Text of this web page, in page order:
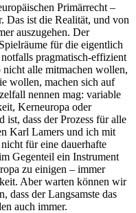
Primärrecht –
Das ist die Realität, und von
auszugehen. Der
für die eigentlich
pragmatisch-effizient
alle mitmachen wollen,
wollen, machen sich auf
nennen mag: variable
Kerneuropa oder
dass der Prozess für alle
Karl Lamers und ich mit
für eine dauerhafte
Gegenteil ein Instrument
zu einigen – immer
Aber warten können wir
dass der Langsamste das
auch immer.